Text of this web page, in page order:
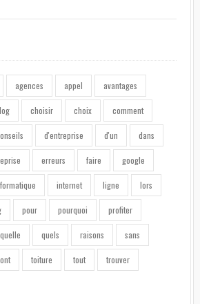
agences appel avantages
choisir choix comment
d'entreprise d'un dans
erreurs faire google
internet ligne lors
pour pourquoi profiter
quelle quels raisons sans
toiture tout trouver